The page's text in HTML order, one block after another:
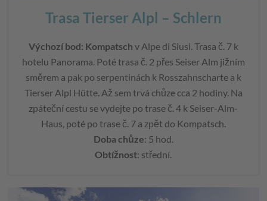
Trasa Tierser Alpl – Schlern
Výchozí bod: Kompatsch v Alpe di Siusi. Trasa č. 7 k
hotelu Panorama. Poté trasa č. 2 přes Seiser Alm jižním
směrem a pak po serpentinách k Rosszahnscharte a k
Tierser Alpl Hütte. Až sem trvá chůze cca 2 hodiny. Na
zpáteční cestu se vydejte po trase č. 4 k Seiser-Alm-
Haus, poté po trase č. 7 a zpět do Kompatsch.
Doba chůze: 5 hod.
Obtížnost: střední.